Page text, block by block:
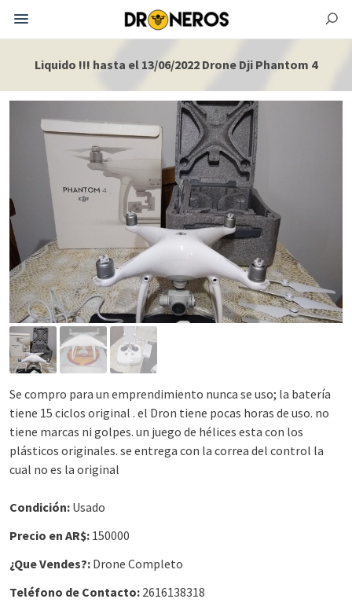
Liquido !!! hasta el 13/06/2022 Drone Dji Phantom 4
Se compro para un emprendimiento nunca se uso; la batería
tiene 15 ciclos original . el Dron tiene pocas horas de uso. no
tiene marcas ni golpes. un juego de hélices esta con los
plásticos originales. se entrega con la correa del control la
cual no es la original
Condición: Usado
Precio en AR$: 150000
¿Que Vendes?: Drone Completo
Teléfono de Contacto: 2616138318